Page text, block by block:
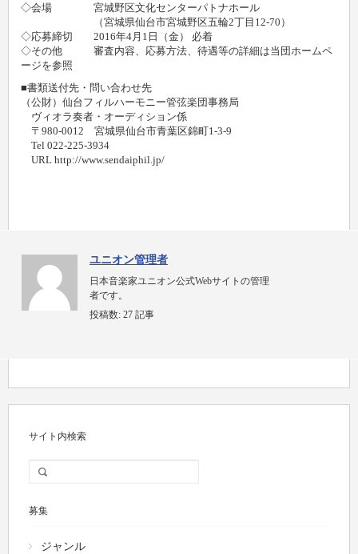
◇会場 宮城野区文化センターパトナホール
（宮城県仙台市宮城野区五輪2丁目12-70）
◇応募締切 2016年4月1日（金） 必着
◇その他 審査内容、応募方法、待遇等の詳細は当団ホームペ
ージを参照
■書類送付先・問い合わせ先
（公財）仙台フィルハーモニー管弦楽団事務局
ヴィオラ奏者・オーディション係
〒980-0012 宮城県仙台市青葉区錦町1-3-9
Tel 022-225-3934
URL http://www.sendaiphil.jp/
ユニオン管理者
日本音楽家ユニオン公式Webサイトの管理
者です。
投稿数: 27 記事
サイト内検索
募集
ジャンル